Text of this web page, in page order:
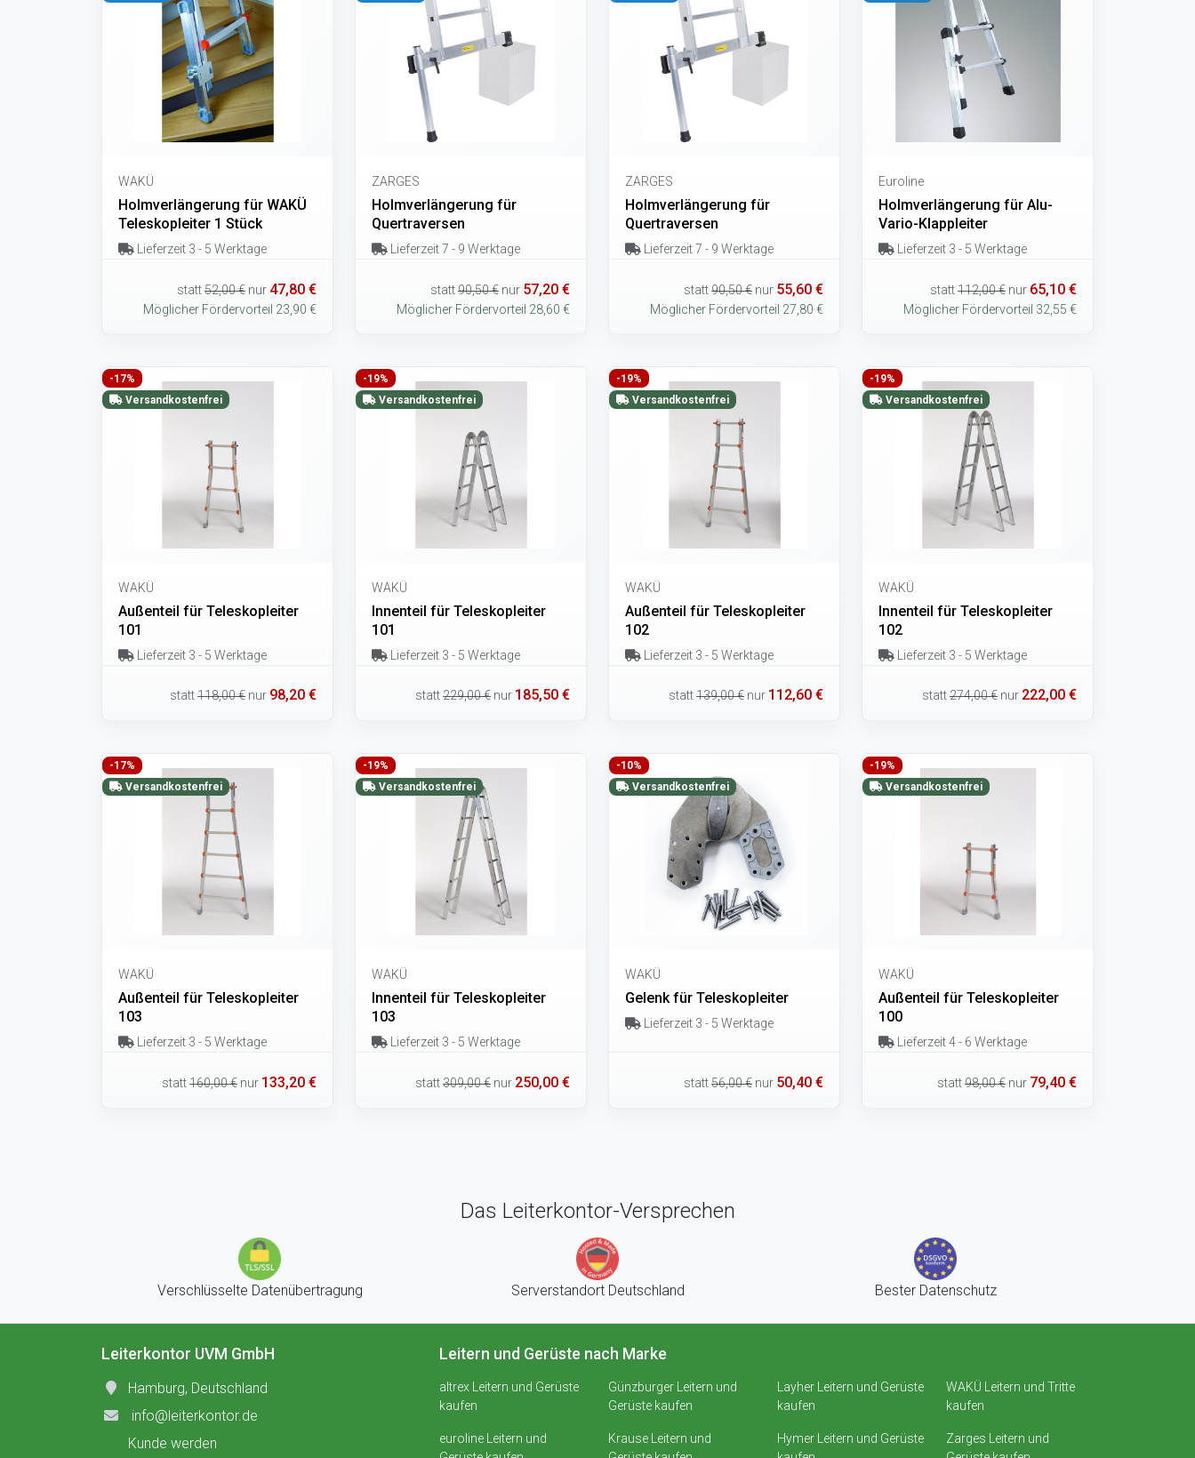
WAKÜ
Holmverlängerung für WAKÜ
Teleskopleiter 1 Stück
Lieferzeit 3 - 5 Werktage
statt52,00 € nur 47,80 €
Möglicher Fördervorteil 23,90 €
ZARGES
Holmverlängerung für
Quertraversen
Lieferzeit 7 - 9 Werktage
statt90,50 € nur 57,20 €
Möglicher Fördervorteil 28,60 €
ZARGES
Holmverlängerung für
Quertraversen
Lieferzeit 7 - 9 Werktage
statt90,50 € nur 55,60 €
Möglicher Fördervorteil 27,80 €
Euroline
Holmverlängerung für Alu-
Vario-Klappleiter
Lieferzeit 3 - 5 Werktage
statt112,00 € nur 65,10 €
Möglicher Fördervorteil 32,55 €
-17%
Versandkostenfrei
WAKÜ
Außenteil für Teleskopleiter
101
Lieferzeit 3 - 5 Werktage
statt118,00 € nur 98,20 €
-19%
Versandkostenfrei
WAKÜ
Innenteil für Teleskopleiter
101
Lieferzeit 3 - 5 Werktage
statt229,00 € nur 185,50 €
-19%
Versandkostenfrei
WAKÜ
Außenteil für Teleskopleiter
102
Lieferzeit 3 - 5 Werktage
statt139,00 € nur 112,60 €
-19%
Versandkostenfrei
WAKÜ
Innenteil für Teleskopleiter
102
Lieferzeit 3 - 5 Werktage
statt274,00 € nur 222,00 €
-17%
Versandkostenfrei
WAKÜ
Außenteil für Teleskopleiter
103
Lieferzeit 3 - 5 Werktage
statt160,00 € nur 133,20 €
-19%
Versandkostenfrei
WAKÜ
Innenteil für Teleskopleiter
103
Lieferzeit 3 - 5 Werktage
statt309,00 € nur 250,00 €
-10%
Versandkostenfrei
WAKÜ
Gelenk für Teleskopleiter
Lieferzeit 3 - 5 Werktage
statt56,00 € nur 50,40 €
-19%
Versandkostenfrei
WAKÜ
Außenteil für Teleskopleiter
100
Lieferzeit 4 - 6 Werktage
statt98,00 € nur 79,40 €
Das Leiterkontor-Versprechen
Verschlüsselte Datenübertragung Serverstandort Deutschland Bester Datenschutz
Leiterkontor UVM GmbH
Hamburg, Deutschland
info@leiterkontor.de
Kunde werden
Leitern und Gerüste nach Marke
altrex Leitern und Gerüste
kaufen
euroline Leitern und
Günzburger Leitern und
Gerüste kaufen
Krause Leitern und
Layher Leitern und Gerüste
kaufen
Hymer Leitern und Gerüste
WAKÜ Leitern und Tritte
kaufen
Zarges Leitern und